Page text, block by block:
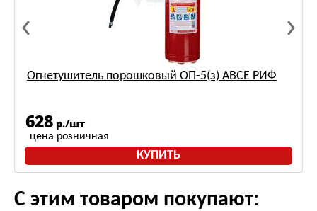
Огнетушитель порошковый ОП-5(з) АВСЕ РИФ
628 р./шт
цена розничная
КУПИТЬ
С этим товаром покупают: